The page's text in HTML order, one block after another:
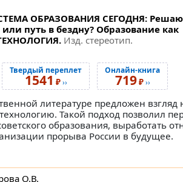
ОБРАЗОВАНИЯ СЕГОДНЯ:
путь в бездну? Образование как
Изд. стереотип.
Твердый переплет
1541 ₽››
Онлайн-книга
719₽››
литературе предложен взгляд
Такой подход позволил
образования, выработать
прорыва России в будущее.
О.В.